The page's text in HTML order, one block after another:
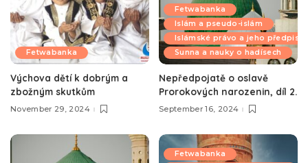
Fetwabanka
Výchova dětí k dobrým a
zbožným skutkům
November 29, 2024
Fetwabanka
Islám a pseudo-islám
Islámské právo a jeho předpisy
Sunna a nauky o hadísech
Nepředpojatě o oslavě
Prorokových narozenin, díl 2.
September 16, 2024
Fetwabanka